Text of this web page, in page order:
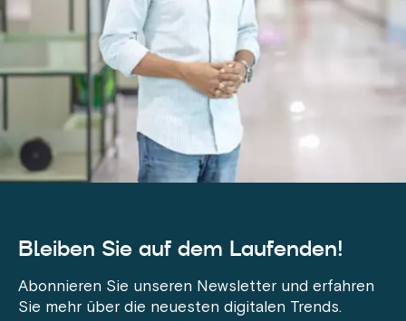
Bleiben Sie auf dem Laufenden!
Abonnieren Sie unseren Newsletter und erfahren
Sie mehr über die neuesten digitalen Trends.